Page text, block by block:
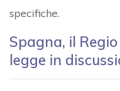
specifiche.
Spagna, il
legge in